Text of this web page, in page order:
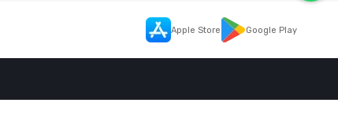
Apple Store Google Play